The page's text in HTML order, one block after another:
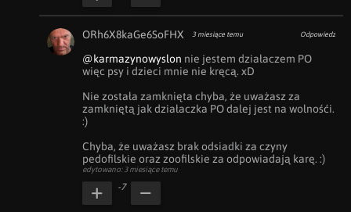
ORh6X8kaGe6SoFHX 3 miesiące temu Odpowiedz
@karmazynowyslon nie jestem działaczem PO
więc psy i dzieci mnie nie kręcą. xD
Nie została zamknięta chyba, że uważasz za
zamkniętą jak działaczka PO dalej jest na wolnośći.
:)
Chyba, że uważasz brak odsiadki za czyny
pedofilskie oraz zoofilskie za odpowiadają karę. :)
edytowano: 3 miesiące temu
-7